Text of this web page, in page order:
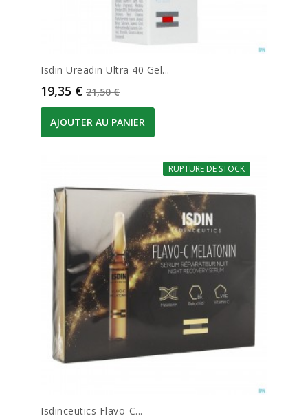
Isdin Ureadin Ultra 40 Gel...
Prix
19,35 € Prix de base
21,50 €
AJOUTER AU PANIER
-20%
RUPTURE DE STOCK
Isdinceutics Flavo-C...